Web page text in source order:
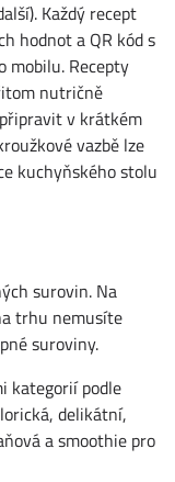
Každý recept
hodnot a QR kód s
mobilu. Recepty
nutričně
v krátkém
vazbě lze
kuchyňského stolu
surovin. Na
trhu nemusíte
suroviny.
kategorií podle
delikátní,
a smoothie pro